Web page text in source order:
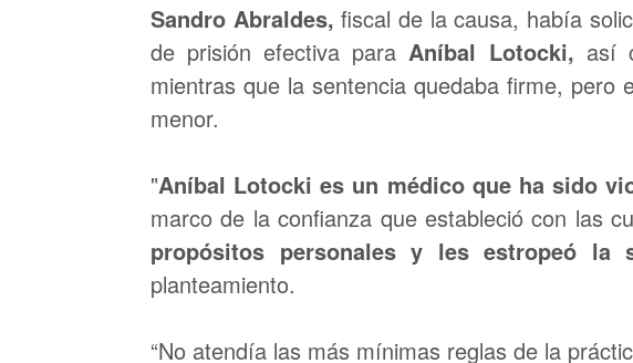
Sandro Abraldes,fiscal de la causa, había
de prisión efectiva paraAníbal Lotocki, así
mientras que la sentencia quedaba firme, pero
menor.
"Aníbal Lotocki es un médico que ha sido
marco de la confianza que estableció con las
propósitos personales y les estropeó la
planteamiento.
“No atendía las más mínimas reglas de la